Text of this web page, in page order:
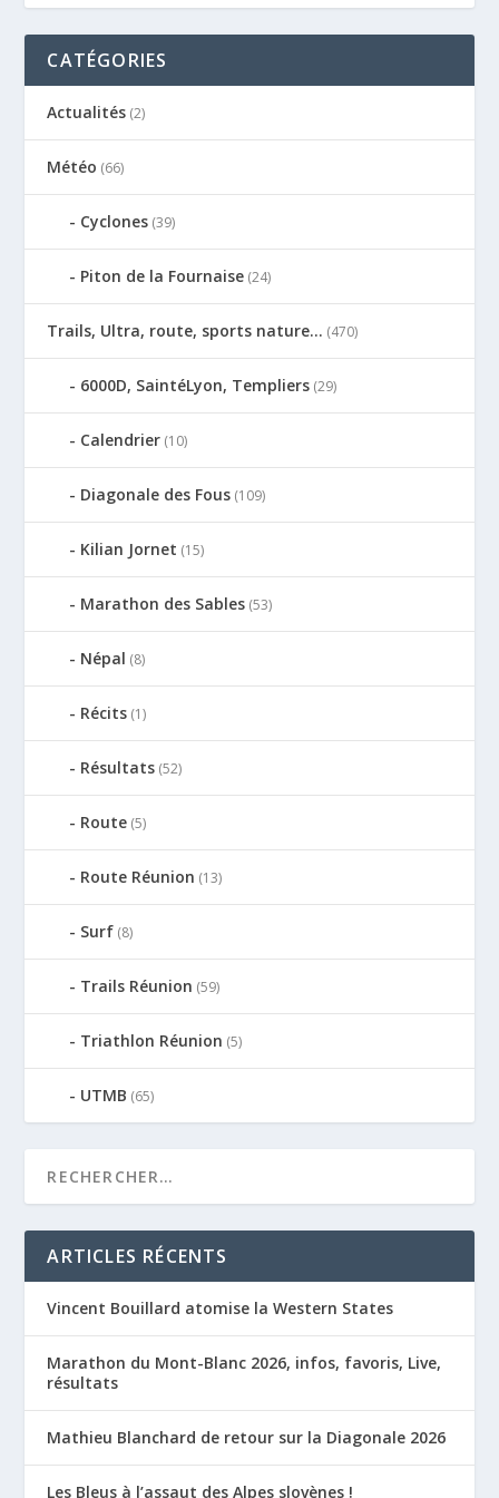
CATÉGORIES
Actualités (2)
Météo (66)
Cyclones (39)
Piton de la Fournaise (24)
Trails, Ultra, route, sports nature… (470)
6000D, SaintéLyon, Templiers (29)
Calendrier (10)
Diagonale des Fous (109)
Kilian Jornet (15)
Marathon des Sables (53)
Népal (8)
Récits (1)
Résultats (52)
Route (5)
Route Réunion (13)
Surf (8)
Trails Réunion (59)
Triathlon Réunion (5)
UTMB (65)
ARTICLES RÉCENTS
Vincent Bouillard atomise la Western States
Marathon du Mont-Blanc 2026, infos, favoris, Live,
résultats
Mathieu Blanchard de retour sur la Diagonale 2026
Les Bleus à l’assaut des Alpes slovènes !